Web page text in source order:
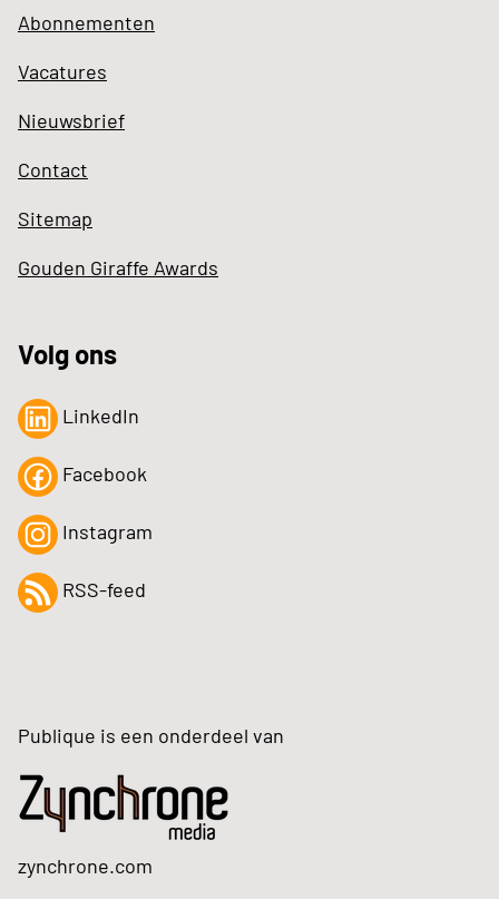
Abonnementen
Vacatures
Nieuwsbrief
Contact
Sitemap
Gouden Giraffe Awards
Volg ons
LinkedIn
Facebook
Instagram
RSS-feed
Publique is een onderdeel van
zynchrone.com